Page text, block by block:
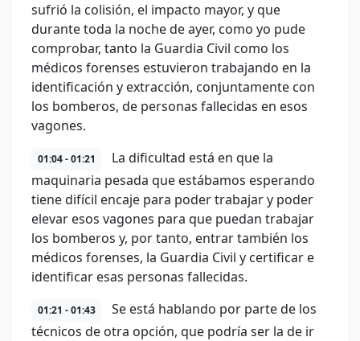
sufrió la colisión, el impacto mayor, y que
durante toda la noche de ayer, como yo pude
comprobar, tanto la Guardia Civil como los
médicos forenses estuvieron trabajando en la
identificación y extracción, conjuntamente con
los bomberos, de personas fallecidas en esos
vagones.
01:04 - 01:21
La dificultad está en que la
maquinaria pesada que estábamos esperando
tiene difícil encaje para poder trabajar y poder
elevar esos vagones para que puedan trabajar
los bomberos y, por tanto, entrar también los
médicos forenses, la Guardia Civil y certificar e
identificar esas personas fallecidas.
01:21 - 01:43
Se está hablando por parte de los
técnicos de otra opción, que podría ser la de ir